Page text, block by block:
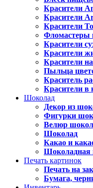
Красители
Красители
Красители
Фломастеры
Красители
Красители
Красители
Пыльца
Краситель
Красители в
Шоколад
Декор из
Фигурки
Велюр
Шоколад
Какао и
Шоколадная
Печать картинок
Печать на
Бумага,